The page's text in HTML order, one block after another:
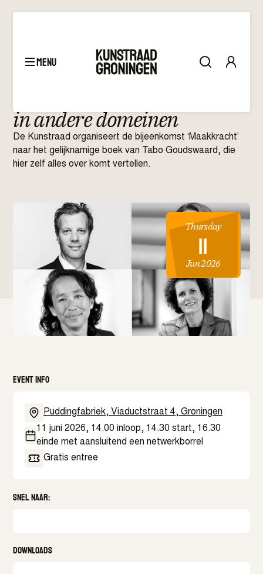
menu
in andere domeinen
De Kunstraad organiseert de bijeenkomst ‘Maakkracht’
naar het gelijknamige boek van Tabo Goudswaard, die
hier zelf alles over komt vertellen.
Thursday
11
Jun 2026
Event info
Puddingfabriek, Viaductstraat 4, Groningen
11 juni 2026, 14.00 inloop, 14.30 start, 16.30
einde met aansluitend een netwerkborrel
Gratis entree
Snel naar:
Downloads